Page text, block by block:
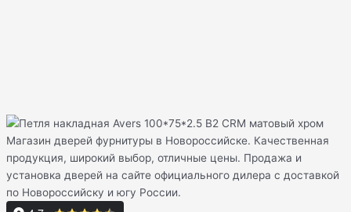
Магазин дверей фурнитуры в Новороссийске. Качественная
продукция, широкий выбор, отличные цены. Продажа и
установка дверей на сайте официального дилера с доставкой
по Новороссийску и югу России.